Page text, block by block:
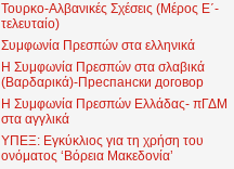
Τουρκο-Αλβανικές Σχέσεις (Μέρος Ε΄-
τελευταίο)
Συμφωνία Πρεσπών στα ελληνικά
Η Συμφωνία Πρεσπών στα σλαβικά
(Βαρδαρικά)-Преспански договор
Η Συμφωνία Πρεσπών Ελλάδας- πΓΔΜ
στα αγγλικά
ΥΠΕΞ: Εγκύκλιος για τη χρήση του
ονόματος ‘Βόρεια Μακεδονία’